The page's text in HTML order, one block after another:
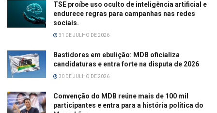
TSE proíbe uso oculto de inteligência artificial e
endurece regras para campanhas nas redes
sociais.
31 DE JULHO DE 2026
Bastidores em ebulição: MDB oficializa
candidaturas e entra forte na disputa de 2026
30 DE JULHO DE 2026
Convenção do MDB reúne mais de 100 mil
participantes e entra para a história política do